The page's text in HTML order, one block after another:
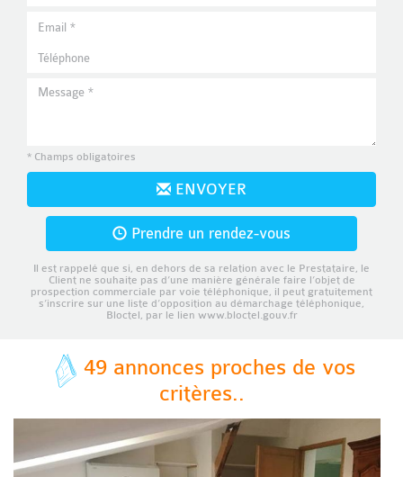
* Champs obligatoires
ENVOYER
Prendre un rendez-vous
Il est rappelé que si, en dehors de sa relation avec le Prestataire, le
Client ne souhaite pas d’une manière générale faire l’objet de
prospection commerciale par voie téléphonique, il peut gratuitement
s’inscrire sur une liste d’opposition au démarchage téléphonique,
Bloctel, par le lien www.bloctel.gouv.fr
49 annonces proches de vos
critères..